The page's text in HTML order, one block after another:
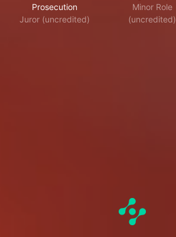
Prosecution
Juror (uncredited)
Minor Role
(uncredited)